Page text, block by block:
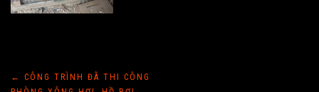
Điều
←
CÔNG TRÌNH ĐÃ THI CÔNG